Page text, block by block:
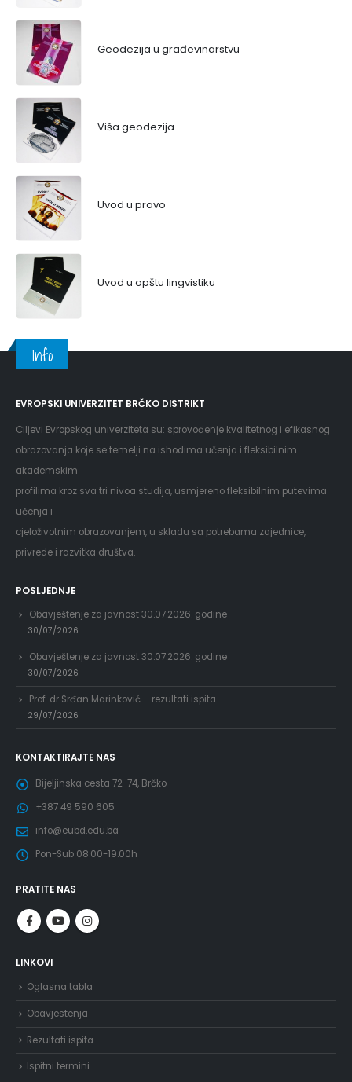
Geodezija u građevinarstvu
Viša geodezija
Uvod u pravo
Uvod u opštu lingvistiku
Info
EVROPSKI UNIVERZITET BRČKO DISTRIKT
Ciljevi Evropskog univerziteta su: sprovođenje kvalitetnog i efikasnog
obrazovanja koje se temelji na ishodima učenja i fleksibilnim
akademskim
profilima kroz sva tri nivoa studija, usmjereno fleksibilnim putevima
učenja i
cjeloživotnim obrazovanjem, u skladu sa potrebama zajednice,
privrede i razvitka društva.
POSLJEDNJE
Obavještenje za javnost 30.07.2026. godine
30/07/2026
Obavještenje za javnost 30.07.2026. godine
30/07/2026
Prof. dr Srđan Marinković – rezultati ispita
29/07/2026
KONTAKTIRAJTE NAS
Bijeljinska cesta 72-74, Brčko
+387 49 590 605
info@eubd.edu.ba
Pon-Sub 08.00-19.00h
PRATITE NAS
LINKOVI
Oglasna tabla
Obavjestenja
Rezultati ispita
Ispitni termini